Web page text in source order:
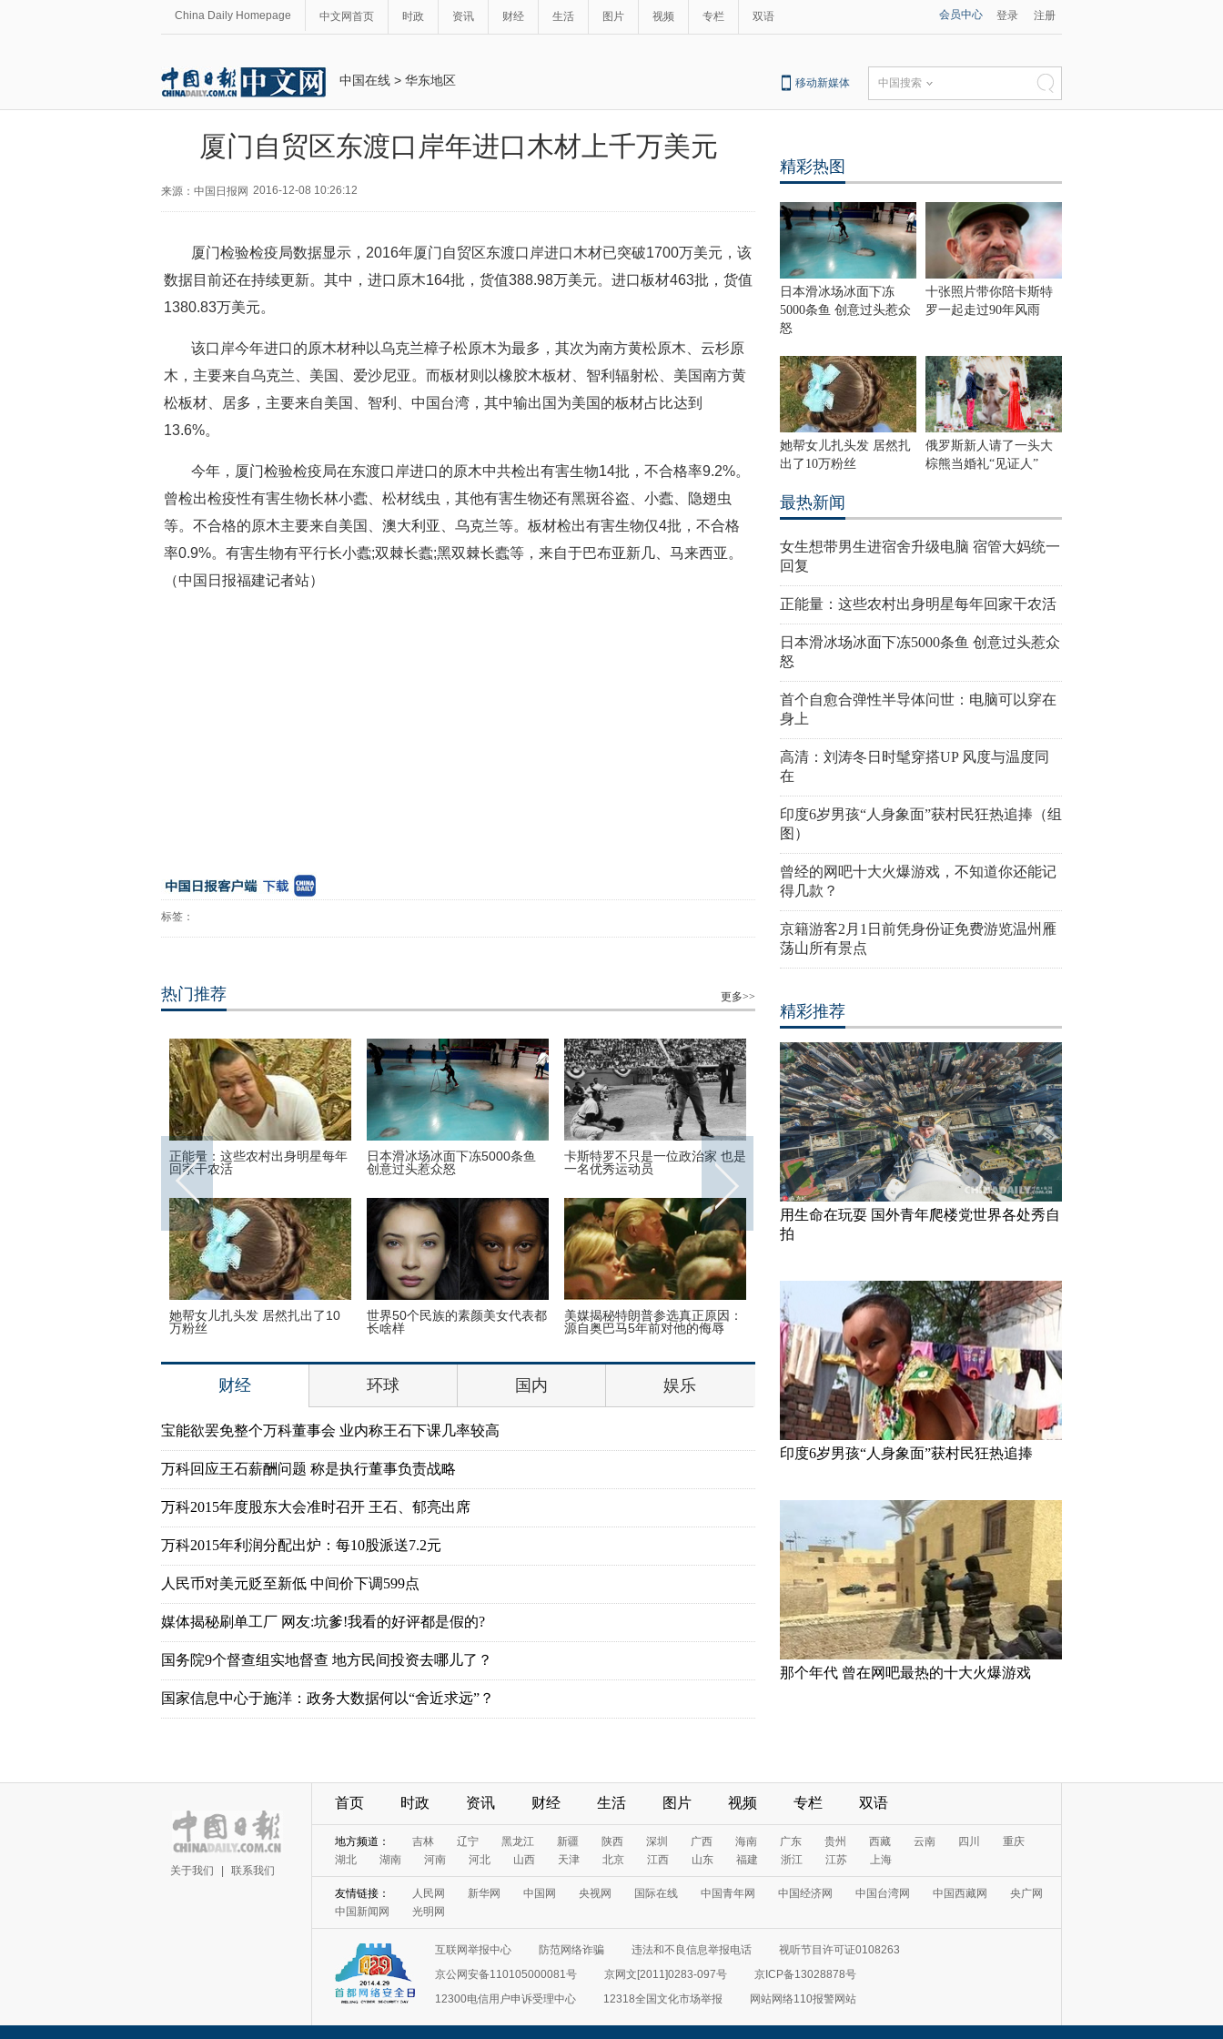
China Daily Homepage 中文网首页 时政 资讯 财经 生活 图片 视频 专栏 双语 会员中心 登录 注册
中国在线 > 华东地区 移动新媒体 中国搜索
厦门自贸区东渡口岸年进口木材上千万美元
来源：中国日报网 2016-12-08 10:26:12
厦门检验检疫局数据显示，2016年厦门自贸区东渡口岸进口木材已突破1700万美元，该
数据目前还在持续更新。其中，进口原木164批，货值388.98万美元。进口板材463批，货值
1380.83万美元。
该口岸今年进口的原木材种以乌克兰樟子松原木为最多，其次为南方黄松原木、云杉原
木，主要来自乌克兰、美国、爱沙尼亚。而板材则以橡胶木板材、智利辐射松、美国南方黄
松板材、居多，主要来自美国、智利、中国台湾，其中输出国为美国的板材占比达到
13.6%。
今年，厦门检验检疫局在东渡口岸进口的原木中共检出有害生物14批，不合格率9.2%。
曾检出检疫性有害生物长林小蠹、松材线虫，其他有害生物还有黑斑谷盗、小蠹、隐翅虫
等。不合格的原木主要来自美国、澳大利亚、乌克兰等。板材检出有害生物仅4批，不合格
率0.9%。有害生物有平行长小蠹;双棘长蠹;黑双棘长蠹等，来自于巴布亚新几、马来西亚。
（中国日报福建记者站）
标签：
热门推荐 更多>>
正能量：这些农村出身明星每年
回家干农活
日本滑冰场冰面下冻5000条鱼
创意过头惹众怒
卡斯特罗不只是一位政治家 也是
一名优秀运动员
她帮女儿扎头发 居然扎出了10
万粉丝
世界50个民族的素颜美女代表都
长啥样
美媒揭秘特朗普参选真正原因：
源自奥巴马5年前对他的侮辱
陪新女友在加拿大家中“宅”一周
哈里王子找到真爱了？
世界上最老的民族正在面临文化
危机
古装最美“眉心坠”造型，她艳压
贾静雯夺冠
刘涛蜡像揭幕 “霓凰郡主”造型简
直太像
财经 环球 国内 娱乐
宝能欲罢免整个万科董事会 业内称王石下课几率较高
万科回应王石薪酬问题 称是执行董事负责战略
万科2015年度股东大会准时召开 王石、郁亮出席
万科2015年利润分配出炉：每10股派送7.2元
人民币对美元贬至新低 中间价下调599点
媒体揭秘刷单工厂 网友:坑爹!我看的好评都是假的?
国务院9个督查组实地督查 地方民间投资去哪儿了？
国家信息中心于施洋：政务大数据何以“舍近求远”？
精彩热图
日本滑冰场冰面下冻
5000条鱼 创意过头惹众
怒
十张照片带你陪卡斯特
罗一起走过90年风雨
她帮女儿扎头发 居然扎
出了10万粉丝
俄罗斯新人请了一头大
棕熊当婚礼“见证人”
最热新闻
女生想带男生进宿舍升级电脑 宿管大妈统一
回复
正能量：这些农村出身明星每年回家干农活
日本滑冰场冰面下冻5000条鱼 创意过头惹众
怒
首个自愈合弹性半导体问世：电脑可以穿在
身上
高清：刘涛冬日时髦穿搭UP 风度与温度同
在
印度6岁男孩“人身象面”获村民狂热追捧（组
图）
曾经的网吧十大火爆游戏，不知道你还能记
得几款？
京籍游客2月1日前凭身份证免费游览温州雁
荡山所有景点
精彩推荐
用生命在玩耍 国外青年爬楼党世界各处秀自
拍
印度6岁男孩“人身象面”获村民狂热追捧
那个年代 曾在网吧最热的十大火爆游戏
关于我们 联系我们
首页 时政 资讯 财经 生活 图片 视频 专栏 双语
地方频道： 吉林 辽宁 黑龙江 新疆 陕西 深圳 广西 海南 广东 贵州 西藏 云南 四川
重庆
湖北
湖南 河南 河北 山西 天津 北京 江西 山东 福建 浙江 江苏 上海
友情链接： 人民网 新华网 中国网 央视网 国际在线 中国青年网 中国经济网 中国台湾网 中国西藏网
央广网
中国新闻网
光明网
互联网举报中心 防范网络诈骗 违法和不良信息举报电话
视听节目许可证0108263
京公网安备110105000081号
京网文[2011]0283-097号
京ICP备13028878号
12300电信用户申诉受理中心
12318全国文化市场举报 网站网络110报警网站